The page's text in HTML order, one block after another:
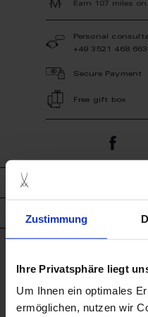
Zustimmung
Ihre Privatsphäre liegt
Um Ihnen ein optimales
ermöglichen, nutzen wir
Earn 107 miles
Personal
+49 3521 468
Secure Payment
Free gift box
description
product details